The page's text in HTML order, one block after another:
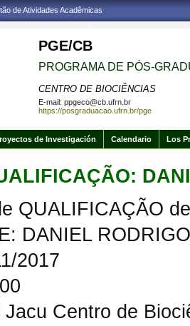
de Atividades Acadêmicas
PGE/CB
PROGRAMA DE PÓS-
CENTRO DE BIOCIÊNCIAS
E-mail: ppgeco@cb.ufrn.br
https://posgraduacao.ufrn.br/pge
de Investigación Calendario Los
QUALIFICAÇÃO
DANIEL
2017
Jacu Centro de